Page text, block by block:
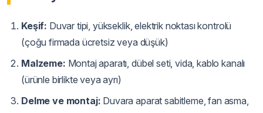
Keşif: Duvar tipi, yükseklik, elektrik noktası kontrolü
(çoğu firmada ücretsiz veya düşük)
Malzeme: Montaj aparatı, dübel seti, vida, kablo kanalı
(ürünle birlikte veya ayrı)
Delme ve montaj: Duvara aparat sabitleme, fan asma,